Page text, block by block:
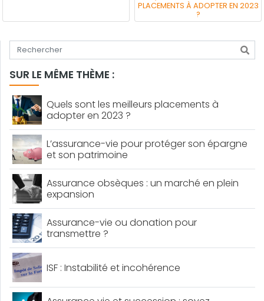
PLACEMENTS À ADOPTER EN 2023
?
Tapez votre recherche
SUR LE MÊME THÈME :
Quels sont les meilleurs placements à
adopter en 2023 ?
L’assurance-vie pour protéger son épargne
et son patrimoine
Assurance obsèques : un marché en plein
expansion
Assurance-vie ou donation pour
transmettre ?
ISF : Instabilité et incohérence